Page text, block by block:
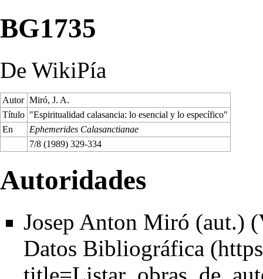
BG1735
De WikiPía
Autor Miró, J. A.
Título "Espiritualidad calasancia: lo esencial y lo específico"
En
Ephemerides Calasanctianae
7/8 (1989) 329-334
Autoridades
Josep Anton Miró (aut.) (
Datos Bibliográfica